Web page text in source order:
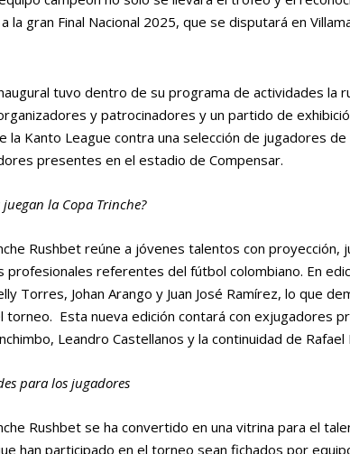
la gran Final Nacional 2025, que se disputará en
tuvo dentro de su programa de actividades la
y patrocinadores y un partido de
la Kanto League contra una selección de jugadores
presentes en el estadio de Compensar.
la Copa Trinche?
Rushbet reúne a jóvenes talentos con
profesionales referentes del fútbol colombiano. En
Torres, Johan Arango y Juan José Ramírez, lo que
torneo. Esta nueva edición contará con exjugadores
Leandro Castellanos y la continuidad de
para los jugadores
Rushbet se ha convertido en una vitrina para el
han participado en el torneo sean fichados por